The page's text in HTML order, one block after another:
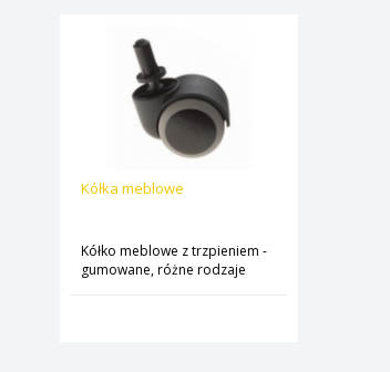
Kółka meblowe
Kółko meblowe z trzpieniem -
gumowane, różne rodzaje